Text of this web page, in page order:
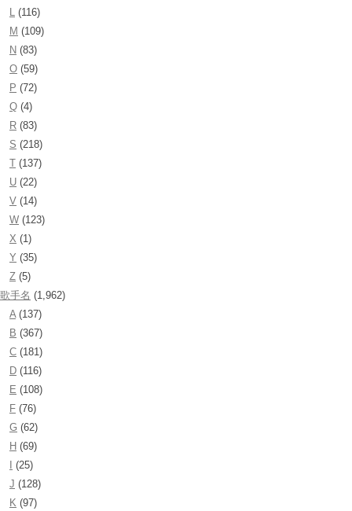
L (116)
M (109)
N (83)
O (59)
P (72)
Q (4)
R (83)
S (218)
T (137)
U (22)
V (14)
W (123)
X (1)
Y (35)
Z (5)
歌手名 (1,962)
A(137)
B (367)
C (181)
D (116)
E (108)
F (76)
G (62)
H (69)
(25)
J (128)
K (97)